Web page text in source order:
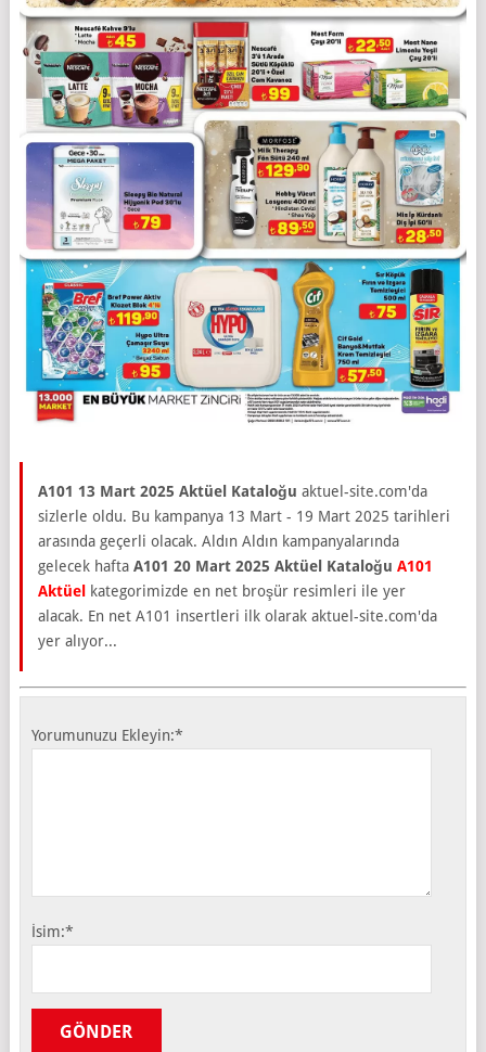
A101 13 Mart 2025 Aktüel Kataloğu aktuel-site.com'da
sizlerle oldu. Bu kampanya 13 Mart - 19 Mart 2025 tarihleri
arasında geçerli olacak. Aldın Aldın kampanyalarında
gelecek hafta A101 20 Mart 2025 Aktüel Kataloğu A101
Aktüel
kategorimizde en net broşür resimleri ile yer
alacak. En net A101 insertleri ilk olarak aktuel-site.com'da
yer alıyor...
Yorumunuzu Ekleyin:*
İsim:*